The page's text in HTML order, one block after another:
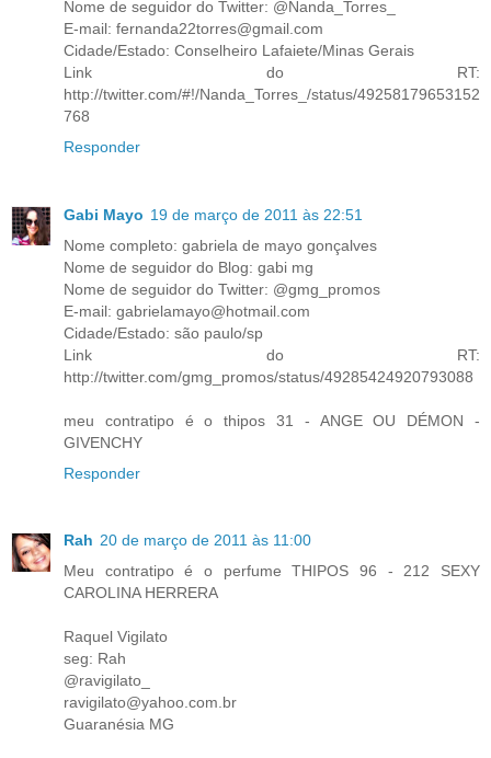
Nome de seguidor do Twitter: @Nanda_Torres_
E-mail: fernanda22torres@gmail.com
Cidade/Estado: Conselheiro Lafaiete/Minas Gerais
Link do RT:
http://twitter.com/#!/Nanda_Torres_/status/49258179653152
768
Responder
Gabi Mayo 19 de março de 2011 às 22:51
Nome completo: gabriela de mayo gonçalves
Nome de seguidor do Blog: gabi mg
Nome de seguidor do Twitter: @gmg_promos
E-mail: gabrielamayo@hotmail.com
Cidade/Estado: são paulo/sp
Link do RT:
http://twitter.com/gmg_promos/status/49285424920793088
meu contratipo é o thipos 31 - ANGE OU DÉMON -
GIVENCHY
Responder
Rah 20 de março de 2011 às 11:00
Meu contratipo é o perfume THIPOS 96 - 212 SEXY
CAROLINA HERRERA
Raquel Vigilato
seg: Rah
@ravigilato_
ravigilato@yahoo.com.br
Guaranésia MG